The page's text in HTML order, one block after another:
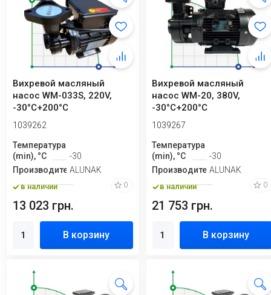
Вихревой масляный
насос WM-033S, 220V,
-30°C+200°C
1039262
Температура
(min), °C
-30
ПроизводительALUNAK
в наличии 0
13 023 грн.
В корзину
Вихревой масляный
насос WM-20, 380V,
-30°C+200°C
1039267
Температура
(min), °C
-30
ПроизводительALUNAK
в наличии 0
21 753 грн.
В корзину